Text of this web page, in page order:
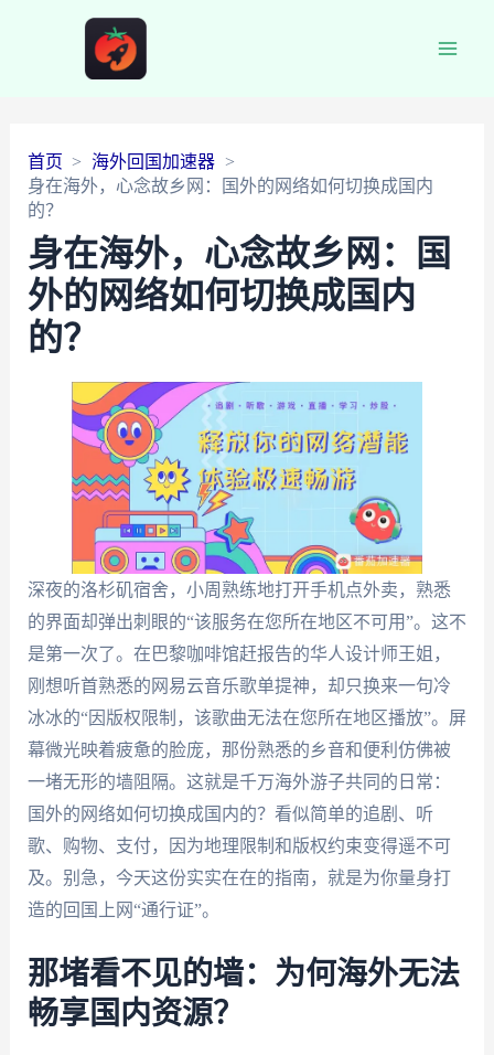
首页
海外回国加速器
身在海外，心念故乡网：国外的网络如何切换成国内
的？
身在海外，心念故乡网：国
外的网络如何切换成国内
的？
深夜的洛杉矶宿舍，小周熟练地打开手机点外卖，熟悉
的界面却弹出刺眼的“该服务在您所在地区不可用”。这不
是第一次了。在巴黎咖啡馆赶报告的华人设计师王姐，
刚想听首熟悉的网易云音乐歌单提神，却只换来一句冷
冰冰的“因版权限制，该歌曲无法在您所在地区播放”。屏
幕微光映着疲惫的脸庞，那份熟悉的乡音和便利仿佛被
一堵无形的墙阻隔。这就是千万海外游子共同的日常：
国外的网络如何切换成国内的？看似简单的追剧、听
歌、购物、支付，因为地理限制和版权约束变得遥不可
及。别急，今天这份实实在在的指南，就是为你量身打
造的回国上网“通行证”。
那堵看不见的墙：为何海外无法
畅享国内资源？